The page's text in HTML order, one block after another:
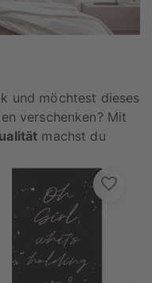
und möchtest dieses
verschenken? Mit
machst du